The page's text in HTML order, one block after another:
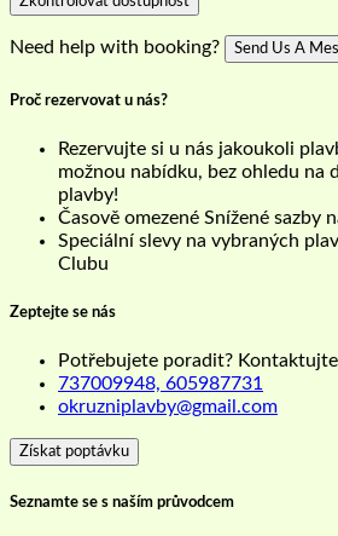
Need help with booking? Send Us A
Proč rezervovat u nás?
Rezervujte si u nás jakoukoli
možnou nabídku, bez ohledu na
plavby!
Časově omezené Snížené sazby
Speciální slevy na vybraných
Clubu
Zeptejte se nás
Potřebujete poradit? Kontaktujte
737009948, 605987731
okruzniplavby@gmail.com
Získat poptávku
Seznamte se s naším průvodcem